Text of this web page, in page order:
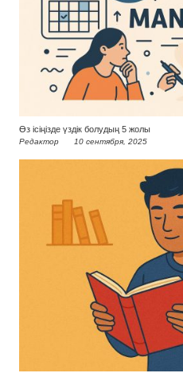
Өз ісіңізде үздік болудың 5 жолы
Редактор 10 сентября, 2025